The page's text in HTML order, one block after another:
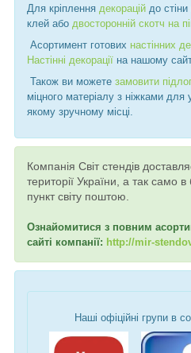
Для кріплення декорацій до
клей або двосторонній скотч на
Асортимент готових настінних
Настінні декорації на нашому
Також ви можете замовити
міцного матеріалу з ніжками для
якому зручному місці.
Компанія Світ стендів
території України, а так само
пункт світу поштою.
Ознайомитися з повним
сайті компанії: http://mir-
Наші офіційні групи в